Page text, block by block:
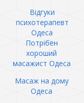
Відгуки
психотерапевт
Одеса
Потрібен
хороший
масажист Одеса
Масаж на дому
Одеса